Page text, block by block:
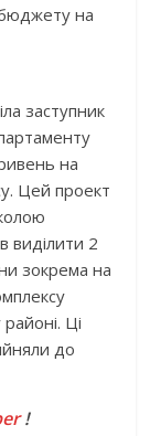
на
заступник
на
Цей проект
виділити 2
зокрема на
Ці
до
!